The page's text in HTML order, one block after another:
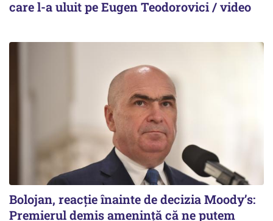
care l-a uluit pe Eugen Teodorovici / video
Bolojan, reacție înainte de decizia Moody’s:
Premierul demis amenință că ne putem